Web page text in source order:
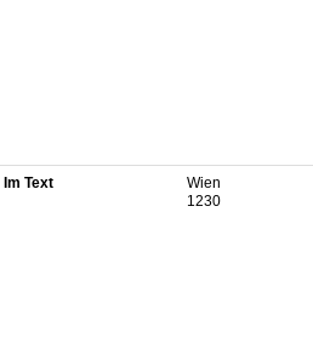
Im Text
Wien
1230